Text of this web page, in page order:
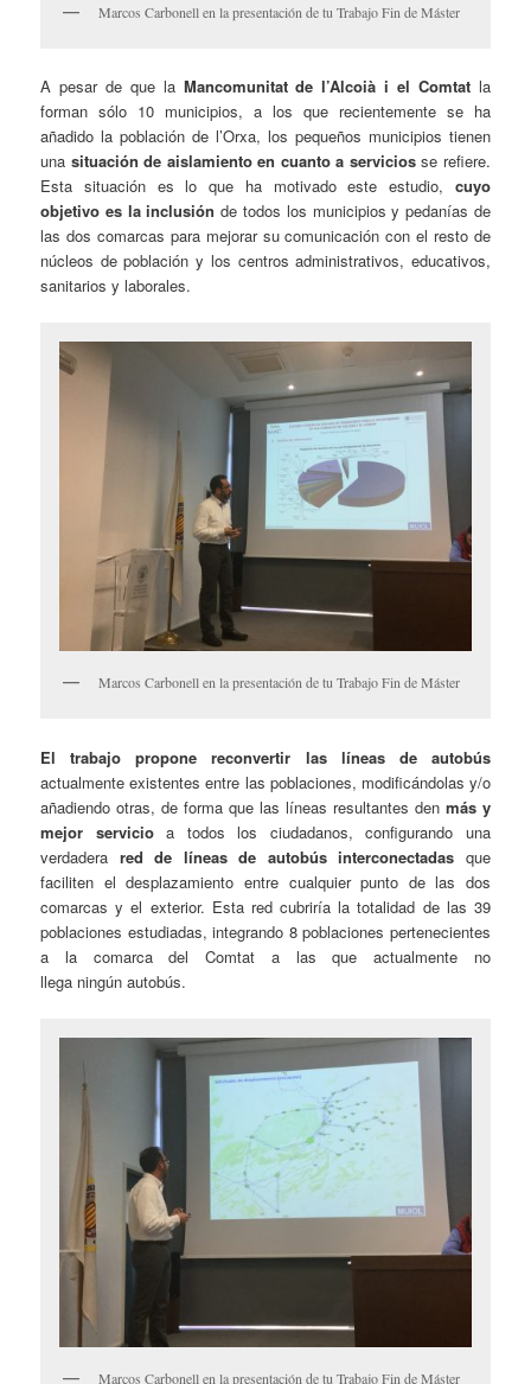
Marcos Carbonell en la presentación de tu Trabajo Fin de Máster
A pesar de que la Mancomunitat de l’Alcoià i el Comtat la
forman sólo 10 municipios, a los que recientemente se ha
añadido la población de l’Orxa, los pequeños municipios tienen
una situación de aislamiento en cuanto a serviciosse refiere.
Esta situación es lo que ha motivado este estudio, cuyo
objetivo es la inclusión de todos los municipios y pedanías de
las dos comarcas para mejorar su comunicación con el resto de
núcleos de población y los centros administrativos, educativos,
sanitarios y laborales.
Marcos Carbonell en la presentación de tu Trabajo Fin de Máster
El trabajo propone reconvertir las líneas de autobús
actualmente existentes entre las poblaciones, modificándolas y/o
añadiendo otras, de forma que las líneas resultantes den más y
mejor servicioa todos los ciudadanos, configurando una
verdadera red de líneas de autobús interconectadas que
faciliten el desplazamiento entre cualquier punto de las dos
comarcas y el exterior. Esta red cubriría la totalidad de las 39
poblaciones estudiadas, integrando 8 poblaciones pertenecientes
a la comarca del Comtat a las que actualmente no
llega ningún autobús.
Marcos Carbonell en la presentación de tu Trabajo Fin de Máster